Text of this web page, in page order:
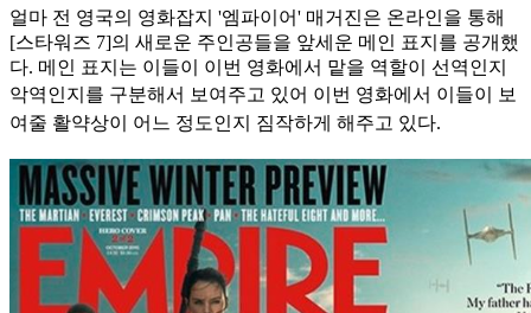
얼마 전 영국의 영화잡지 '엠파이어' 매거진은 온라인을 통해
[스타워즈 7]의 새로운 주인공들을 앞세운 메인 표지를 공개했
다. 메인 표지는 이들이 이번 영화에서 맡을 역할이 선역인지
악역인지를 구분해서 보여주고 있어 이번 영화에서 이들이 보
여줄 활약상이 어느 정도인지 짐작하게 해주고 있다.